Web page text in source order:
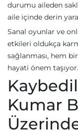
durumu aileden
aile içinde derin
Sanal oyunlar ve
etkileri oldukça
sağlanması, hem
hayati önem taşıyor.
Kumar